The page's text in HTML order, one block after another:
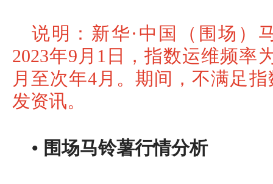
说明：新华·中国（围场）
2023年9月1日，指数运维频率
月至次年4月。期间，不满足
发资讯。
• 围场马铃薯行情分析